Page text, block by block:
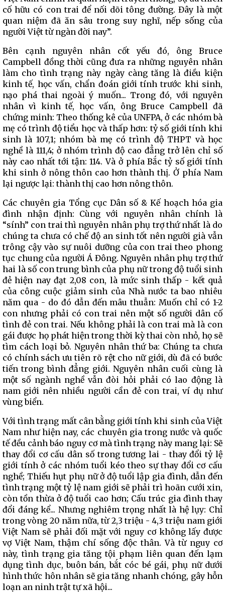
cố hữu có con trai để nối dõi tông đường. Đây là một
quan niệm đã ăn sâu trong suy nghĩ, nếp sống của
người Việt từ ngàn đời nay”.
Bên cạnh nguyên nhân cốt yếu đó, ông Bruce
Campbell đồng thời cũng đưa ra những nguyên nhân
làm cho tình trạng này ngày càng tăng là điều kiện
kinh tế, học vấn, chẩn đoán giới tính trước khi sinh,
nạo phá thai ngoài ý muốn... Trong đó, với nguyên
nhân vì kinh tế, học vấn, ông Bruce Campbell đã
chứng minh: Theo thống kê của UNFPA, ở các nhóm bà
mẹ có trình độ tiểu học và thấp hơn: tỷ số giới tính khi
sinh là 107,1; nhóm bà mẹ có trình độ THPT và học
nghề là 111,4; ở nhóm trình độ cao đẳng trở lên chỉ số
này cao nhất tới tận: 114. Và ở phía Bắc tỷ số giới tính
khi sinh ở nông thôn cao hơn thành thị. Ở phía Nam
lại ngược lại: thành thị cao hơn nông thôn.
Các chuyên gia Tổng cục Dân số & Kế hoạch hóa gia
đình nhận định: Cùng với nguyên nhân chính là
“sính” con trai thì nguyên nhân phụ trợ thứ nhất là do
chúng ta chưa có chế độ an sinh tốt nên người già vẫn
trông cậy vào sự nuôi dưỡng của con trai theo phong
tục chung của người Á Đông. Nguyên nhân phụ trợ thứ
hai là số con trung bình của phụ nữ trong độ tuổi sinh
đẻ hiện nay đạt 2,08 con, là mức sinh thấp - kết quả
của công cuộc giảm sinh của Nhà nước ta bao nhiêu
năm qua - do đó dẫn đến mâu thuẫn: Muốn chỉ có 1-2
con nhưng phải có con trai nên một số người dân cố
tình đẻ con trai. Nếu không phải là con trai mà là con
gái được họ phát hiện trong thời kỳ thai còn nhỏ, họ sẽ
tìm cách loại bỏ. Nguyên nhân thứ ba: Chúng ta chưa
có chính sách ưu tiên rõ rệt cho nữ giới, dù đã có bước
tiến trong bình đẳng giới. Nguyên nhân cuối cùng là
một số ngành nghề vẫn đòi hỏi phải có lao động là
nam giới nên nhiều người cần đẻ con trai, ví dụ như
vùng biển.
Với tình trạng mất cân bằng giới tính khi sinh của Việt
Nam như hiện nay, các chuyên gia trong nước và quốc
tế đều cảnh báo nguy cơ mà tình trạng này mang lại: Sẽ
thay đổi cơ cấu dân số trong tương lai - thay đổi tỷ lệ
giới tính ở các nhóm tuổi kéo theo sự thay đổi cơ cấu
nghề; Thiếu hụt phụ nữ ở độ tuổi lập gia đình, dẫn đến
tình trạng một tỷ lệ nam giới sẽ phải trì hoãn cưới xin,
còn tồn thừa ở độ tuổi cao hơn; Cấu trúc gia đình thay
đổi đáng kể... Nhưng nghiêm trọng nhất là hệ lụy: Chỉ
trong vòng 20 năm nữa, từ 2,3 triệu - 4,3 triệu nam giới
Việt Nam sẽ phải đối mặt với nguy cơ không lấy được
vợ Việt Nam, thậm chí sống độc thân. Và từ nguy cơ
này, tình trạng gia tăng tội phạm liên quan đến lạm
dụng tình dục, buôn bán, bắt cóc bé gái, phụ nữ dưới
hình thức hôn nhân sẽ gia tăng nhanh chóng, gây hỗn
loạn an ninh trật tự xã hội...